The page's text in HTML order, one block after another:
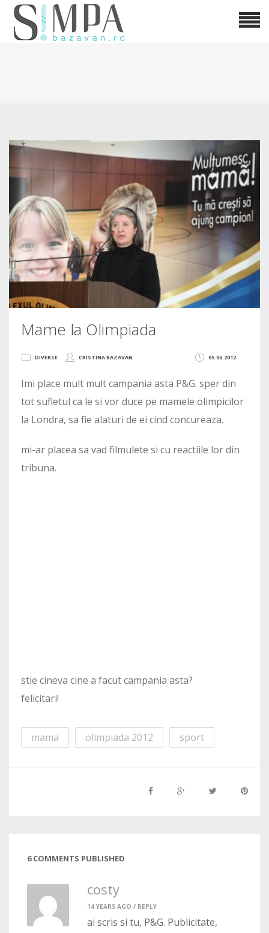
Mame la Olimpiada
05.06.2012
DIVERSE CRISTINA BAZAVAN
Imi place mult mult campania asta P&G. sper din
tot sufletul ca le si vor duce pe mamele olimpicilor
la Londra, sa fie alaturi de ei cind concureaza.
mi-ar placea sa vad filmulete si cu reactiile lor din
tribuna.
stie cineva cine a facut campania asta?
felicitari!
mama olimpiada 2012 sport
6 COMMENTS PUBLISHED
costy
14 YEARS AGO / REPLY
ai scris si tu, P&G. Publicitate,